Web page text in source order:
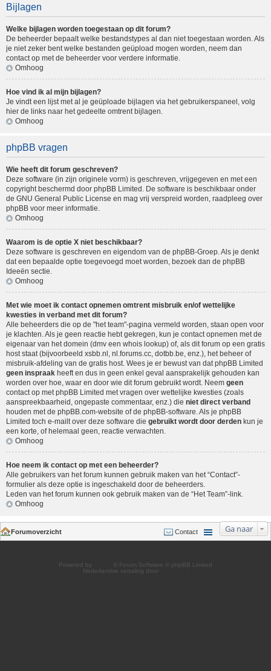
Bijlagen
Welke bijlagen worden toegestaan op dit forum?
De beheerder bepaalt welke bestandstypes al dan niet toegestaan worden. Als
je niet zeker bent welke bestanden geüpload mogen worden, neem dan
contact op met de beheerder voor verdere informatie.
Omhoog
Hoe vind ik al mijn bijlagen?
Je vindt een lijst met al je geüploade bijlagen via het gebruikerspaneel, volg
hier de links naar het gedeelte omtrent bijlagen.
Omhoog
phpBB vragen
Wie heeft dit forum geschreven?
Deze software (in zijn originele vorm) is geschreven, vrijgegeven en met een
copyright beschermd door phpBB Limited . De software is beschikbaar onder
de GNU General Public License en mag vrij verspreid worden, raadpleeg over
phpBB voor meer informatie.
Omhoog
Waarom is de optie X niet beschikbaar?
Deze software is geschreven en eigendom van de phpBB-Groep. Als je denkt
dat een bepaalde optie toegevoegd moet worden, bezoek dan de phpBB
Ideeën sectie.
Omhoog
Met wie moet ik contact opnemen omtrent misbruik en/of wettelijke
kwesties in verband met dit forum?
Alle beheerders die op de "het team"-pagina vermeld worden, staan open voor
je klachten. Als je geen reactie hebt gekregen, kun je contact opnemen met de
eigenaar van het domein (dmv een whois lookup) of, als dit forum op een gratis
host staat (bijvoorbeeld xsbb.nl, nl.forums.cc, dotbb.be, enz.), het beheer of
misbruik-afdeling van de gratis host. Wees je er bewust van dat phpBB Limited
geen inspraak heeft en dus in geen enkel geval aansprakelijk gehouden kan
worden over hoe, waar en door wie dit forum gebruikt wordt. Neem geen
contact op met phpBB Limited met vragen over wettelijke kwesties (zoals
aanspreekbaarheid, ongepaste commentaar, enz.) die niet direct verband
houden met de phpBB.com-website of de phpBB-software. Als je phpBB
Limited toch e-mailt over deze software die gebruikt wordt door derden kun je
een korte, of helemaal geen, reactie verwachten.
Omhoog
Hoe neem ik contact op met een beheerder?
Alle gebruikers van het forum kunnen gebruik maken van het “Contact”-
formulier als deze optie is ingeschakeld door de beheerders.
Leden van het forum kunnen ook gebruik maken van de “Het Team”-link.
Omhoog
Ga naar
Forumoverzicht Contact
Powered by
® Forum Software © phpBB Limited
Nederlandse vertaling door
.